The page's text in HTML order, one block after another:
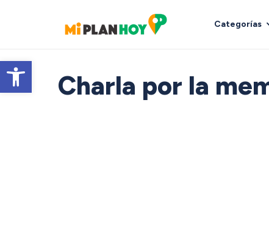
Abrir barra de herramientas
Categorías
Charla por la